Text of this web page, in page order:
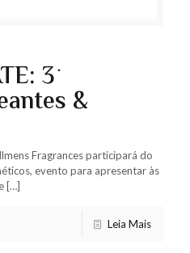
3º
&
Fragrances participará do
evento para apresentar às
[…]
Leia Mais